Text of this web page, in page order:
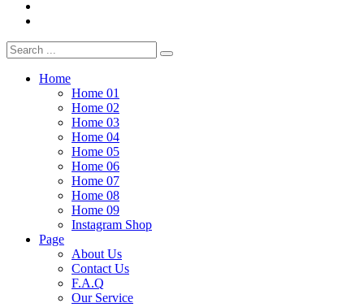
Home
Home 01
Home 02
Home 03
Home 04
Home 05
Home 06
Home 07
Home 08
Home 09
Instagram Shop
Page
About Us
Contact Us
F.A.Q
Our Service